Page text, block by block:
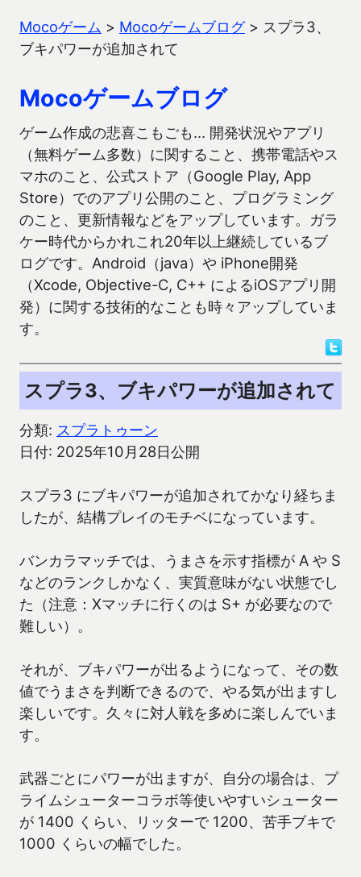
Mocoゲーム > Mocoゲームブログ> スプラ3、
ブキパワーが追加されて
Mocoゲームブログ
ゲーム作成の悲喜こもごも… 開発状況やアプリ
（無料ゲーム多数）に関すること、携帯電話やス
マホのこと、公式ストア（Google Play, App
Store）でのアプリ公開のこと、プログラミング
のこと、更新情報などをアップしています。ガラ
ケー時代からかれこれ20年以上継続しているブ
ログです。Android（java）や iPhone開発
（Xcode, Objective-C, C++ によるiOSアプリ開
発）に関する技術的なことも時々アップしていま
す。
スプラ3、ブキパワーが追加されて
分類: スプラトゥーン
日付: 2025年10月28日公開
スプラ3 にブキパワーが追加されてかなり経ちま
したが、結構プレイのモチベになっています。
バンカラマッチでは、うまさを示す指標が A や S
などのランクしかなく、実質意味がない状態でし
た（注意：Xマッチに行くのは S+ が必要なので
難しい）。
それが、ブキパワーが出るようになって、その数
値でうまさを判断できるので、やる気が出ますし
楽しいです。久々に対人戦を多めに楽しんでいま
す。
武器ごとにパワーが出ますが、自分の場合は、プ
ライムシューターコラボ等使いやすいシューター
が 1400 くらい、リッターで 1200、苦手ブキで
1000 くらいの幅でした。